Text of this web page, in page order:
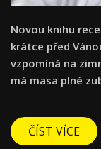
Novou knihu
krátce před
vzpomíná na
má masa plné
ČÍST VÍCE